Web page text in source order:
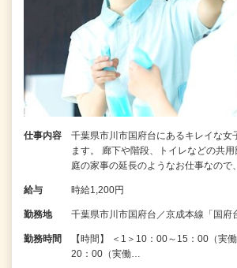
仕事内容
千葉県市川市国府台にあるキレイな女
ます。 廊下や階段、トイレなどの共
庭の家事の延長のようなお仕事なの
給与 時給1,200円
勤務地 千葉県市川市国府台／京成本線「国府
勤務時間
【時間】 ＜1＞10：00～15：00（実
20：00（実働…